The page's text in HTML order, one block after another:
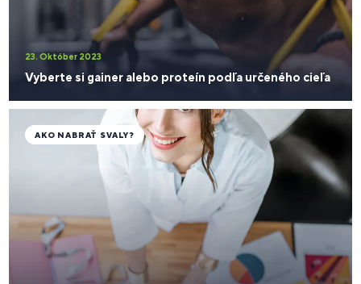
23. Október 2023
Vyberte si gainer alebo proteín podľa určeného cieľa
AKO NABRAŤ SVALY?